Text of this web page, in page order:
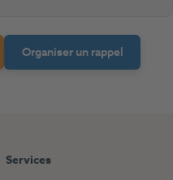
Organiser un rappel
Services